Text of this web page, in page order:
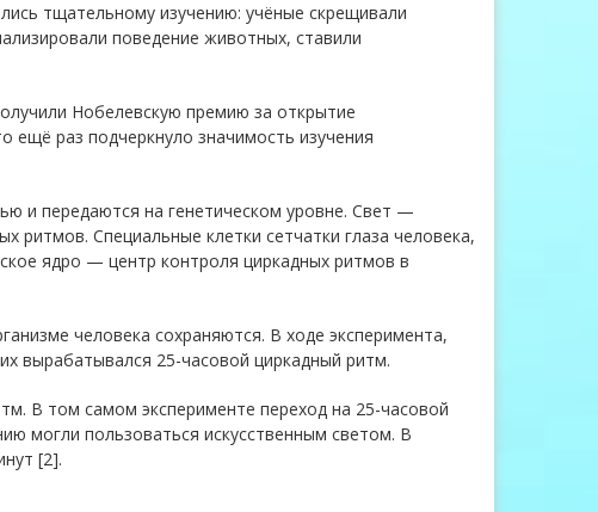
тщательному изучению: учёные скрещивали
поведение животных, ставили
Нобелевскую премию за открытие
раз подчеркнуло значимость изучения
и передаются на генетическом уровне. Свет —
Специальные клетки сетчатки глаза человека,
ядро — центр контроля циркадных ритмов в
человека сохраняются. В ходе эксперимента,
вырабатывался 25-часовой циркадный ритм.
В том самом эксперименте переход на 25-часовой
могли пользоваться искусственным светом. В
[2].